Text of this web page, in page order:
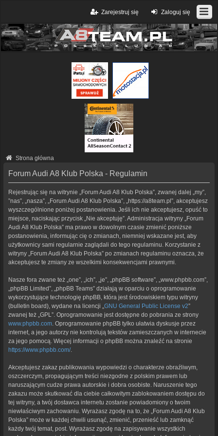
Zaloguj się
Zarejestruj się
Strona główna
Forum Audi A8 Klub Polska - Regulamin
Rejestrując się na witrynie „Forum Audi A8 Klub Polska”, zwanej dalej „my”,
”nas”, „nasza”, „Forum Audi A8 Klub Polska”, „https://a8team.pl”, akceptujesz
wyszczególnione poniżej postanowienia. Jeśli ich nie akceptujesz, opuść to
miejsce, naciskając przycisk „Nie akceptuję”. Administracja witryny „Forum
Audi A8 Klub Polska” ma prawo w dowolnym czasie zmienić poniższe
postanowienia, informując cię o zmianach, niemniej wskazane jest, aby
użytkownicy sami regularnie zaglądali do tego regulaminu. Korzystanie z
witryny „Forum Audi A8 Klub Polska” po zmianach regulaminu oznacza, że
akceptujesz te zmiany ze wszelkimi konsekwencjami prawnymi.
Nasze fora zwane też „one”, „ich”, „je”, „phpBB software”, „www.phpbb.com”,
„phpBB Limited”, „phpBB Teams” działają w oparciu o oprogramowanie
wykorzystujące technologię phpBB, która jest środowiskiem typu witryny
(bulletin board), wydane na licencji „GNU General Public License v2”
zwanej też „GPL”. Oprogramowanie jest dostępne do pobrania ze strony
www.phpbb.com. Oprogramowanie phpBB tylko ułatwia dyskusje przez
internet, a jego autorzy nie kontrolują tekstów zamieszczanych w internecie
za jego pomocą. Więcej informacji o phpBB można znaleźć na stronie
https://www.phpbb.com/.
Akceptujesz zakaz publikowania wypowiedzi o charakterze obraźliwym,
oszczerczym, propagującym treści niezgodne z polskim prawem lub
naruszającym cudze prawa autorskie i dobra osobiste. Naruszenie tego
zakazu może skutkować dla ciebie całkowitym zablokowaniem dostępu do
tej witryny, a twój dostawca internetu zostanie powiadomiony o twoim
niewłaściwym zachowaniu. Wyrażasz zgodę na to, że „Forum Audi A8 Klub
Polska” może w każdej chwili usunąć, zmienić, przenieść lub zamknąć
każdy twój temat, post. Wyrażasz zgodę na zapisywanie wszystkich